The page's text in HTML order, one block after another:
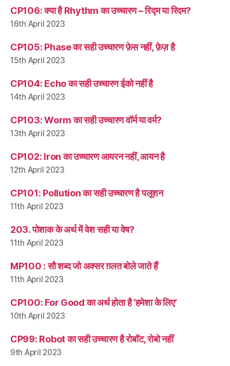
CP106: क्या है Rhythm का उच्चारण – रिद्म या रिदम?
16th April 2023
CP105: Phase का सही उच्चारण फ़ेस नहीं, फ़ेज़ है
15th April 2023
CP104: Echo का सही उच्चारण ईको नहीं है
14th April 2023
CP103: Worm का सही उच्चारण वॉर्म या वर्म?
13th April 2023
CP102: Iron का उच्चारण आयरन नहीं, आयन है
12th April 2023
CP101: Pollution का सही उच्चारण है पलूशन
11th April 2023
203. पोशाक के अर्थ में वेश सही या वेष?
11th April 2023
MP100 : सौ शब्द जो अक्सर ग़लत बोले जाते हैं
11th April 2023
CP100: For Good का अर्थ होता है ‘हमेशा के लिए’
10th April 2023
CP99: Robot का सही उच्चारण है रोबॉट, रोबो नहीं
9th April 2023